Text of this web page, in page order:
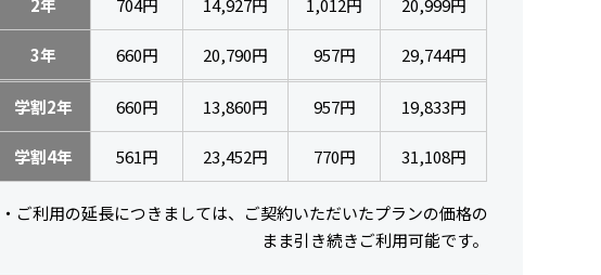
2年 704円 14,927円 1,012円 20,999円
3年 660円 20,790円 957円 29,744円
学割2年 660円 13,860円 957円 19,833円
学割4年 561円 23,452円 770円 31,108円
・ご利用の延長につきましては、ご契約いただいたプランの価格の
まま引き続きご利用可能です。